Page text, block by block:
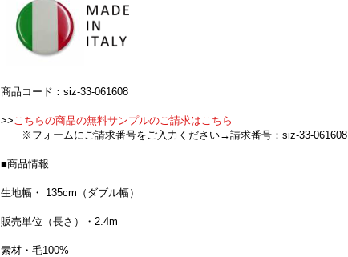
商品コード：siz-33-061608
>> こちらの商品の無料サンプルのご請求はこちら
※フォームにご請求番号をご入力ください→請求番号：siz-33-061608
■商品情報
生地幅・ 135cm（ダブル幅）
販売単位（長さ）・2.4m
素材・毛100%